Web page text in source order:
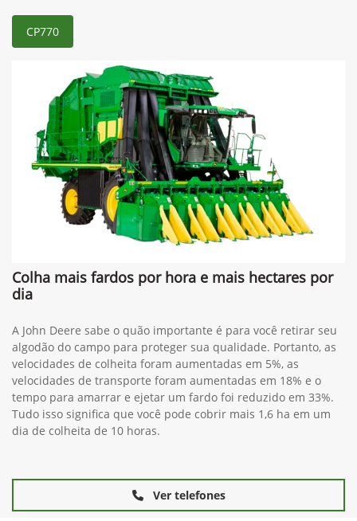
CP770
Colha mais fardos por hora e mais hectares por
dia
A John Deere sabe o quão importante é para você retirar seu
algodão do campo para proteger sua qualidade. Portanto, as
velocidades de colheita foram aumentadas em 5%, as
velocidades de transporte foram aumentadas em 18% e o
tempo para amarrar e ejetar um fardo foi reduzido em 33%.
Tudo isso significa que você pode cobrir mais 1,6 ha em um
dia de colheita de 10 horas.
Ver telefones